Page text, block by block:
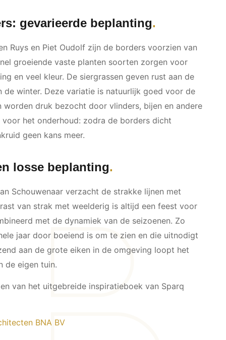
gevarieerde beplanting
Ruys en Piet Oudolf zijn de borders voorzien van
groeiende vaste planten soorten zorgen voor
en veel kleur. De siergrassen geven rust aan de
de winter. Deze variatie is natuurlijk goed voor de
druk bezocht door vlinders, bijen en andere
het onderhoud: zodra de borders dicht
geen kans meer.
losse beplanting
Schouwenaar verzacht de strakke lijnen met
van strak met weelderig is altijd een feest voor
met de dynamiek van de seizoenen. Zo
jaar door boeiend is om te zien en die uitnodigt
aan de grote eiken in de omgeving loopt het
de eigen tuin.
van het uitgebreide inspiratieboek van Sparq
BNA BV